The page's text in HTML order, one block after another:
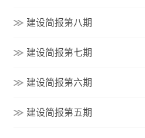
建设简报第八期
建设简报第七期
建设简报第六期
建设简报第五期